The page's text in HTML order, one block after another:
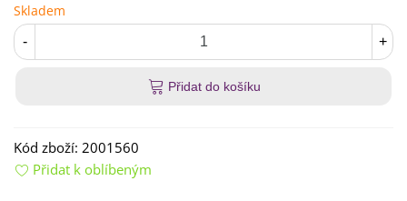
Skladem
- +
Přidat do košíku
Kód zboží: 2001560
Přidat k oblíbeným